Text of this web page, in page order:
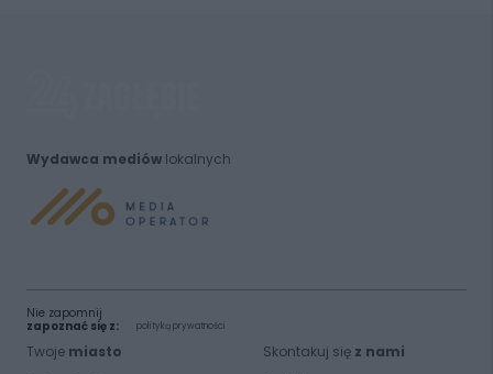
Wydawca mediówlokalnych
Nie zapomnij
zapoznać się z:
polityką prywatności
Twoje miasto Skontakuj się z nami